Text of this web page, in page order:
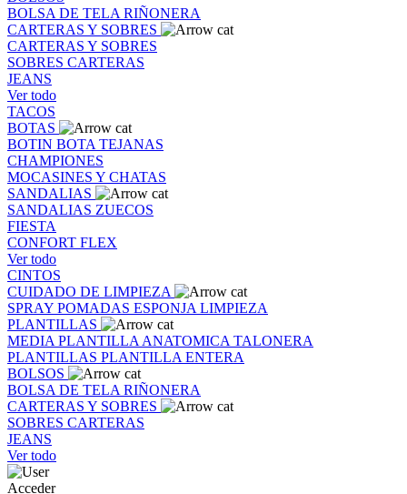
BOLSA DE TELA RIÑONERA
CARTERAS Y SOBRES
CARTERAS Y SOBRES
SOBRES CARTERAS
JEANS
Ver todo
TACOS
BOTAS
BOTIN BOTA TEJANAS
CHAMPIONES
MOCASINES Y CHATAS
SANDALIAS
SANDALIAS ZUECOS
FIESTA
CONFORT FLEX
Ver todo
CINTOS
CUIDADO DE LIMPIEZA
SPRAY POMADAS ESPONJA LIMPIEZA
PLANTILLAS
MEDIA PLANTILLA ANATOMICA TALONERA
PLANTILLAS PLANTILLA ENTERA
BOLSOS
BOLSA DE TELA RIÑONERA
CARTERAS Y SOBRES
SOBRES CARTERAS
JEANS
Ver todo
Acceder